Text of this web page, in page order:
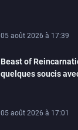
05 août 2026 à 17:39
Beast of
quelques soucis
05 août 2026 à 17:01